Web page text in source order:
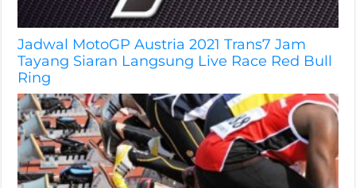
Jadwal MotoGP Austria 2021 Trans7 Jam
Tayang Siaran Langsung Live Race Red Bull
Ring